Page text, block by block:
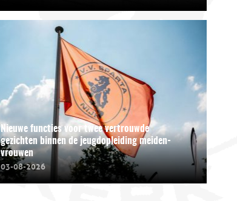
Nieuwe functies voor twee vertrouwde
gezichten binnen de jeugdopleiding meiden-
vrouwen
03-08-2026